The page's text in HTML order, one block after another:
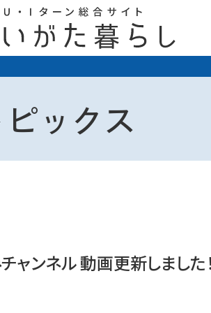
ピックス
ャンネル 動画更新しました